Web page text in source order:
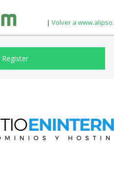
| Volver a
Register